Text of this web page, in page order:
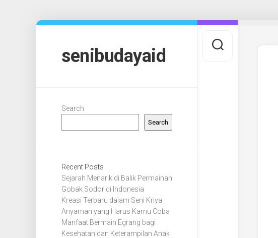
senibudayaid
Search
Search
Recent Posts
Sejarah Menarik di Balik Permainan
Gobak Sodor di Indonesia
Kreasi Terbaru dalam Seni Kriya
Anyaman yang Harus Kamu Coba
Manfaat Bermain Egrang bagi
Kesehatan dan Keterampilan Anak